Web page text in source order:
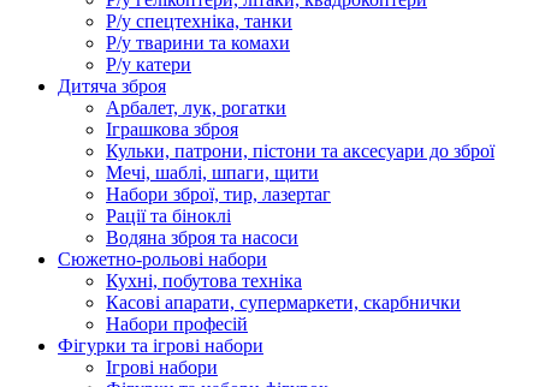
Р/у спецтехніка, танки
Р/у тварини та комахи
Р/у катери
Дитяча зброя
Арбалет, лук, рогатки
Іграшкова зброя
Кульки, патрони, пістони та аксесуари до зброї
Мечі, шаблі, шпаги, щити
Набори зброї, тир, лазертаг
Рації та біноклі
Водяна зброя та насоси
Сюжетно-рольові набори
Кухні, побутова техніка
Касові апарати, супермаркети, скарбнички
Набори професій
Фігурки та ігрові набори
Ігрові набори